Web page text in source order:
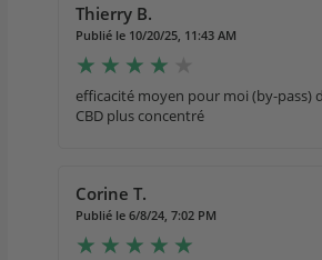
Thierry B.
Publié le 10/20/25, 11:43 AM
efficacité moyen pour moi (by-pass)
CBD plus concentré
Corine T.
Publié le 6/8/24, 7:02 PM